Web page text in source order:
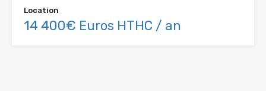
Location
14 400€ Euros HTHC / an